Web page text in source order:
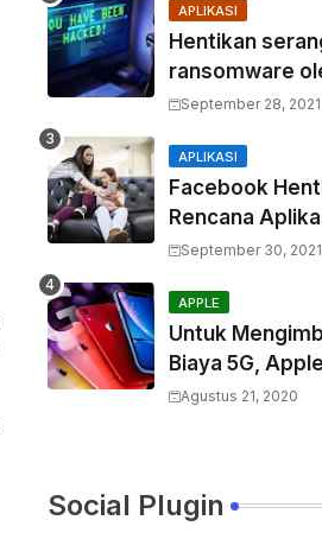
APLIKASI
Hentikan
ransomware
hacker! Berikut
September 28, 2021
APLIKASI
Facebook
Rencana
Instagram Kids
September 30, 2021
APPLE
Untuk
Biaya 5G, Apple
Berencana
Agustus 21, 2020
Social Plugin